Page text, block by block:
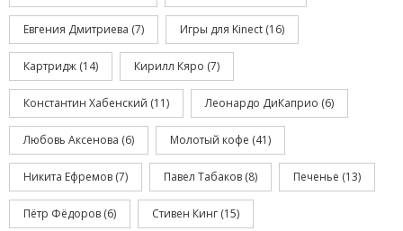
Евгения Дмитриева (7) Игры для Kinect (16)
Картридж (14) Кирилл Кяро (7)
Константин Хабенский (11) Леонардо ДиКаприо (6)
Любовь Аксенова (6) Молотый кофе (41)
Никита Ефремов (7) Павел Табаков (8) Печенье (13)
Пётр Фёдоров (6) Стивен Кинг (15)